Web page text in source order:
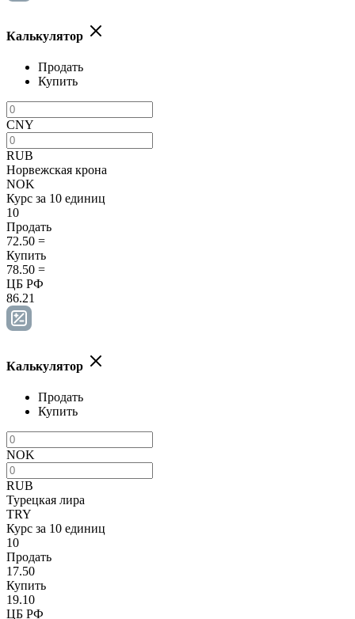
Калькулятор
Продать
Купить
CNY
RUB
Норвежская крона
NOK
Курс за 10 единиц
10
Продать
72.50 =
Купить
78.50 =
ЦБ РФ
86.21
Калькулятор
Продать
Купить
NOK
RUB
Турецкая лира
TRY
Курс за 10 единиц
10
Продать
17.50
Купить
19.10
ЦБ РФ